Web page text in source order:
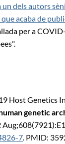
dels autors
acaba de
per a
Host Genetics
genetic
7 . PMID: